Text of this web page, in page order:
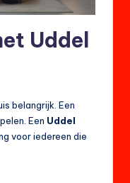
Uddel
belangrijk. Een
Een Uddel
voor iedereen die